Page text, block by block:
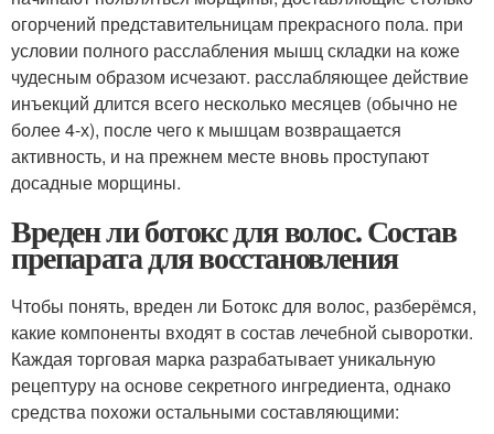
огорчений представительницам прекрасного пола. при
условии полного расслабления мышц складки на коже
чудесным образом исчезают. расслабляющее действие
инъекций длится всего несколько месяцев (обычно не
более 4-х), после чего к мышцам возвращается
активность, и на прежнем месте вновь проступают
досадные морщины.
Вреден ли ботокс для волос. Состав
препарата для восстановления
Чтобы понять, вреден ли Ботокс для волос, разберёмся,
какие компоненты входят в состав лечебной сыворотки.
Каждая торговая марка разрабатывает уникальную
рецептуру на основе секретного ингредиента, однако
средства похожи остальными составляющими: